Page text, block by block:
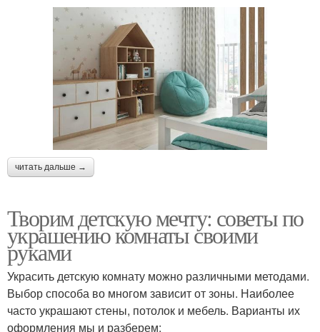
читать дальше →
Творим детскую мечту: советы по
украшению комнаты своими
руками
Украсить детскую комнату можно различными методами.
Выбор способа во многом зависит от зоны. Наиболее
часто украшают стены, потолок и мебель. Варианты их
оформления мы и разберем: